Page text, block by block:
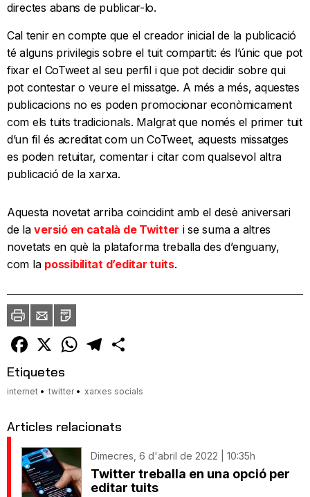
directes abans de publicar-lo.
Cal tenir en compte que el creador inicial de la publicació
té alguns privilegis sobre el tuit compartit: és l’únic que pot
fixar el CoTweet al seu perfil i que pot decidir sobre qui
pot contestar o veure el missatge. A més a més, aquestes
publicacions no es poden promocionar econòmicament
com els tuits tradicionals. Malgrat que només el primer tuit
d’un fil és acreditat com un CoTweet, aquests missatges
es poden retuitar, comentar i citar com qualsevol altra
publicació de la xarxa.
Aquesta novetat arriba coincidint amb el desè aniversari
de laversió en català de Twitter i se suma a altres
novetats en què la plataforma treballa des d’enguany,
com la possibilitat d’editar tuits.
ImprimirEnvia
un
amic
PDF
Facebook
X WhatsAppTelegram
Etiquetes
internet twitter xarxes socials
Articles relacionats
Dimecres, 6 d'abril de 2022 | 10:35h
Twitter treballa en una opció per
editar tuits